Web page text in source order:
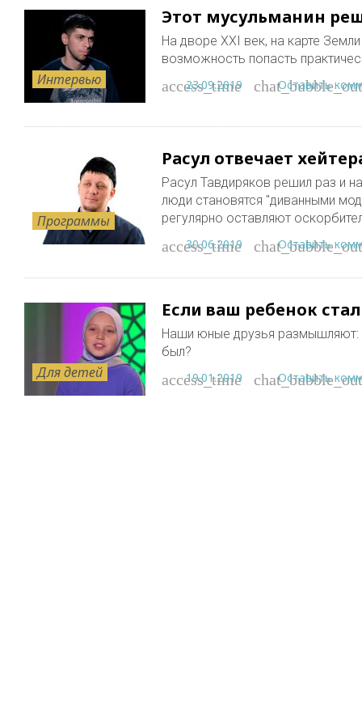
Интервью
Этот мусульманин
На дворе XXI век, на карте
возможность попасть
access_time
23.09.2019 Оставить
Программы
Расул отвечает
Расул Тавдиряков решил раз и
люди становятся "диванными
регулярно оставляют
access_time
30.06.2019 Оставить
Для детей
Если ваш ребенок
Наши юные друзья размышляют:
был?
access_time
19.01.2019 Оставить